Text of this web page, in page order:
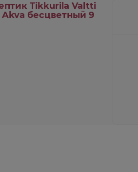
Tikkurila Valtti
бесцветный 9